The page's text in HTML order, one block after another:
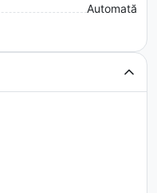
Automată